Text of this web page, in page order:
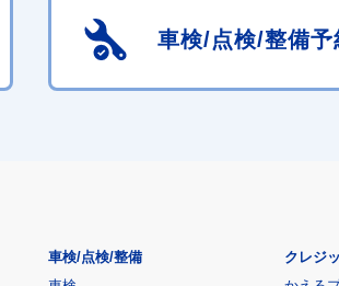
車検/点検/整備予
車検/点検/整備
クレジ